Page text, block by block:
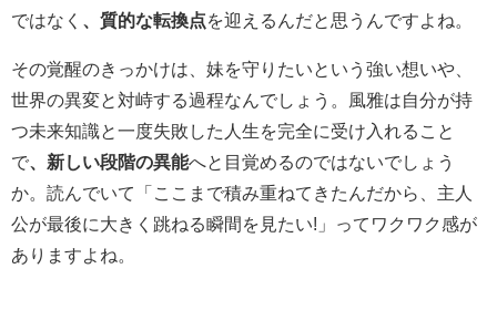
ではなく 、質的な転換点を迎えるんだと思うんですよね。
その覚醒のきっかけは、妹を守りたいという強い想いや、
世界の異変と対峙する過程なんでしょう。風雅は自分が持
つ未来知識と一度失敗した人生を完全に受け入れること
で、新しい段階の異能へと目覚めるのではないでしょう
か。読んでいて「ここまで積み重ねてきたんだから、主人
公が最後に大きく跳ねる瞬間を見たい!」ってワクワク感が
ありますよね。